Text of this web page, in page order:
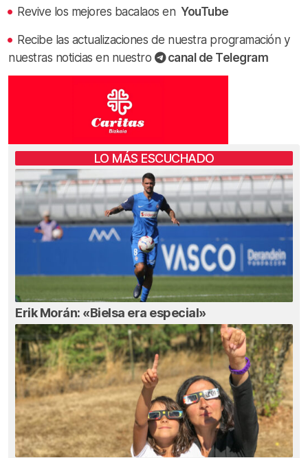
Revive los mejores bacalaos en YouTube
Recibe las actualizaciones de nuestra programación y
nuestras noticias en nuestro
canal de Telegram
LO MÁS ESCUCHADO
Erik Morán: «Bielsa era especial»